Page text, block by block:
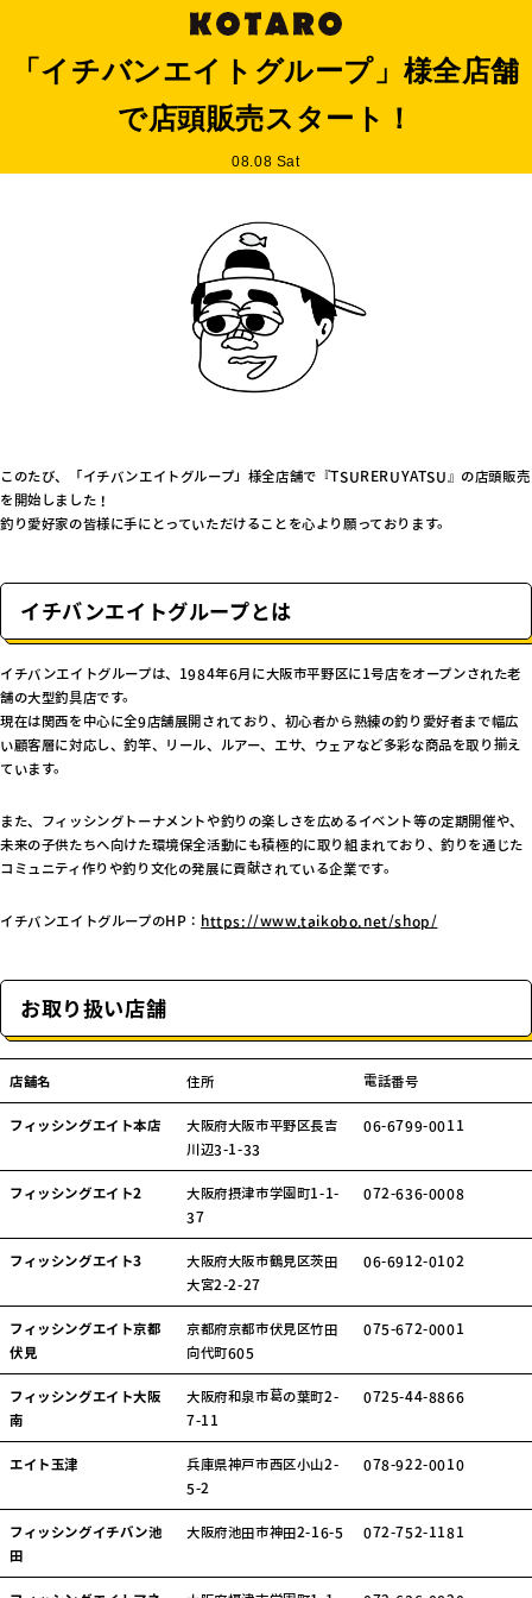
「イチバンエイトグループ」様全店舗
で店頭販売スタート！
08.08 Sat
このたび、「イチバンエイトグループ」様全店舗で『TSURERUYATSU』の店頭販売
を開始しました！
釣り愛好家の皆様に手にとっていただけることを心より願っております。
イチバンエイトグループとは
イチバンエイトグループは、1984年6月に大阪市平野区に1号店をオープンされた老
舗の大型釣具店です。
現在は関西を中心に全9店舗展開されており、初心者から熟練の釣り愛好者まで幅広
い顧客層に対応し、釣竿、リール、ルアー、エサ、ウェアなど多彩な商品を取り揃え
ています。
また、フィッシングトーナメントや釣りの楽しさを広めるイベント等の定期開催や、
未来の子供たちへ向けた環境保全活動にも積極的に取り組まれており、釣りを通じた
コミュニティ作りや釣り文化の発展に貢献されている企業です。
イチバンエイトグループのHP： https://www.taikobo.net/shop/
お取り扱い店舗
店舗名 住所 電話番号
フィッシングエイト本店
大阪府大阪市平野区長吉
川辺3-1-33
06-6799-0011
フィッシングエイト2
大阪府摂津市学園町1-1-
37
072-636-0008
フィッシングエイト3
大阪府大阪市鶴見区茨田
大宮2-2-27
06-6912-0102
フィッシングエイト京都
伏見
京都府京都市伏見区竹田
向代町605
075-672-0001
フィッシングエイト大阪
南
大阪府和泉市葛の葉町2-
7-11
0725-44-8866
エイト玉津
兵庫県神戸市西区小山2-
5-2
078-922-0010
フィッシングイチバン池
田
大阪府池田市神田2-16-5 072-752-1181